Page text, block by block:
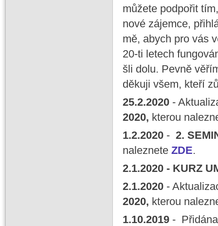
můžete podpořit
nové zájemce,
mě, abych pro vás
20-ti letech
šli dolu. Pevně
děkuji všem, kteří
25.2.2020 -
2020, kterou
1.2.2020 - 2.
naleznete ZDE.
2.1.2020 - KURZ
2.1.2020 -
2020, kterou
1.10.2019 -